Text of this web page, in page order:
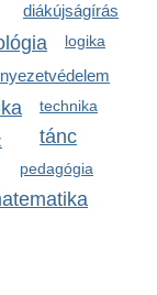
diákújságírás
logika
technika
tánc
pedagógia